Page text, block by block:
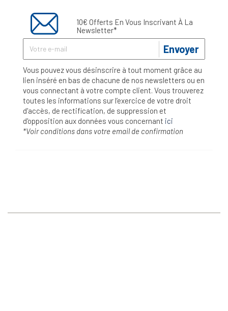
10€ Offerts En Vous Inscrivant À La
Newsletter*
Envoyer
Vous pouvez vous désinscrire à tout moment grâce au
lien inséré en bas de chacune de nos newsletters ou en
vous connectant à votre compte client. Vous trouverez
toutes les informations sur l’exercice de votre droit
d'accès, de rectification, de suppression et
d'opposition aux données vous concernant ici
*Voir conditions dans votre email de confirmation